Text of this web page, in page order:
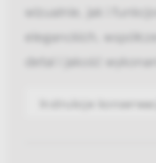
wizualnie, jak i
eleganckich,
detal i jakość
Instrukcje